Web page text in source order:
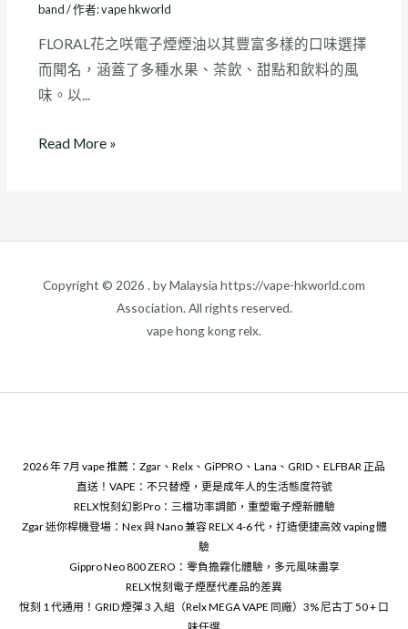
band/ 作者:vape hkworld
FLORAL花之咲電子煙煙油以其豐富多樣的口味選擇
而聞名，涵蓋了多種水果、茶飲、甜點和飲料的風
味。以...
Read More »
Copyright © 2026 . by Malaysia https://vape-hkworld.com
Association. All rights reserved.
vape hong kong relx.
2026 年 7月 vape 推薦：Zgar、Relx、GiPPRO、Lana、GRID、ELFBAR 正品
直送！VAPE：不只替煙，更是成年人的生活態度符號
RELX悅刻幻影Pro：三檔功率調節，重塑電子煙新體驗
Zgar 迷你桿機登場：Nex 與 Nano 兼容 RELX 4-6 代，打造便捷高效 vaping 體
驗
Gippro Neo 800 ZERO：零負擔霧化體驗，多元風味盡享
RELX悅刻電子煙歷代產品的差異
悅刻 1 代通用！GRID 煙彈 3 入組（Relx MEGA VAPE 同廠）3% 尼古丁 50 + 口